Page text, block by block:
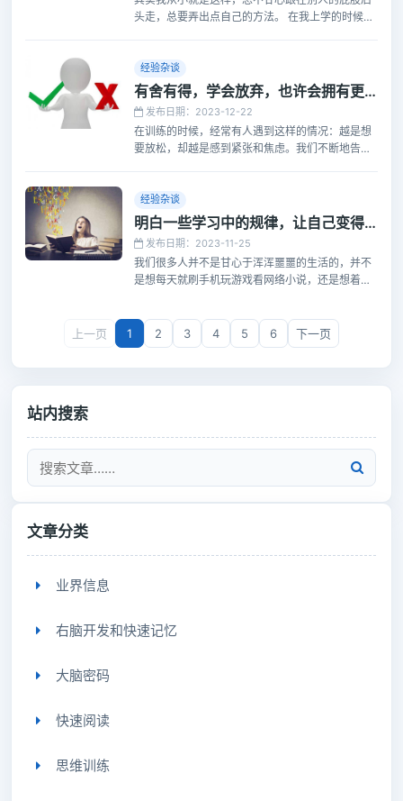
头走，总要弄出点自己的方法。 在我上学的时候，
复习资料的时候，总是能够找到自己的方法把它们
复习完。
经验杂谈
有舍有得，学会放弃，也许会拥有更多的可能
发布日期：2023-12-22
在训练的时候，经常有人遇到这样的情况：越是想
要放松，却越是感到紧张和焦虑。我们不断地告诉
追求，不再刻意地去追求它时，反而能够自然而然
地放松下来。
经验杂谈
明白一些学习中的规律，让自己变得有耐心
发布日期：2023-11-25
我们很多人并不是甘心于浑浑噩噩的生活的，并不
是想每天就刷手机玩游戏看网络小说，还是想着做
上一页 1 2 3 4 5 6 下一页
站内搜索
文章分类
业界信息
右脑开发和快速记忆
大脑密码
快速阅读
思维训练